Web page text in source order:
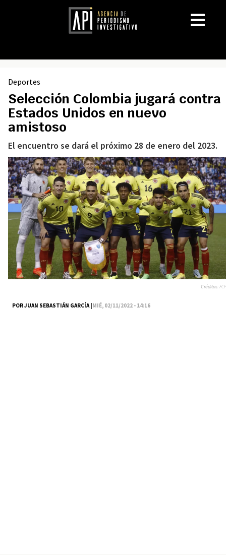
Deportes
Selección Colombia jugará contra
Estados Unidos en nuevo
amistoso
El encuentro se dará el próximo 28 de enero del 2023.
POR JUAN SEBASTIÁN GARCÍA |MIÉ, 02/11/2022 - 14:16
Créditos:FCF